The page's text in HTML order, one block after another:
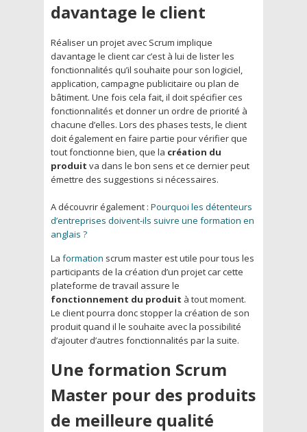
davantage le client
Réaliser un projet avec Scrum implique
davantage le client car c’est à lui de lister les
fonctionnalités qu’il souhaite pour son logiciel,
application, campagne publicitaire ou plan de
bâtiment. Une fois cela fait, il doit spécifier ces
fonctionnalités et donner un ordre de priorité à
chacune d’elles. Lors des phases tests, le client
doit également en faire partie pour vérifier que
tout fonctionne bien, que la création du
produit va dans le bon sens et ce dernier peut
émettre des suggestions si nécessaires.
A découvrir également : Pourquoi les détenteurs
d’entreprises doivent-ils suivre une formation en
anglais ?
La formation scrum master est utile pour tous les
participants de la création d’un projet car cette
plateforme de travail assure le
fonctionnement du produit à tout moment.
Le client pourra donc stopper la création de son
produit quand il le souhaite avec la possibilité
d’ajouter d’autres fonctionnalités par la suite.
Une formation Scrum
Master pour des produits
de meilleure qualité